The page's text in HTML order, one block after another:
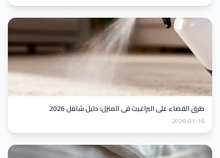
طرق القضاء على البراغيث في المنزل: دليل شامل 2026
2026-01-16